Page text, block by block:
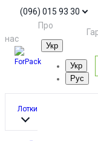
(096) 015 93 30
Про
нас
Укр
Укр
Рус
Лотки